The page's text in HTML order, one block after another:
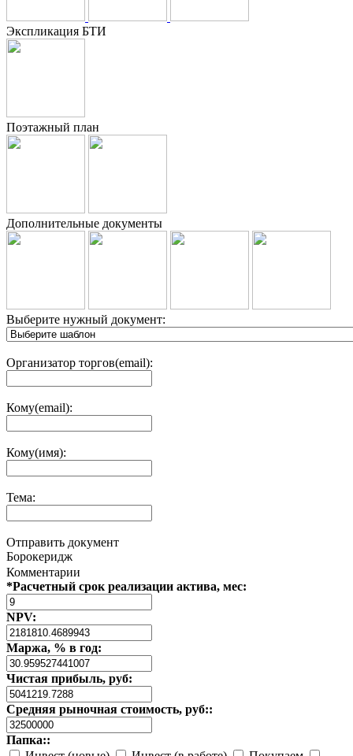
Экспликация БТИ
Поэтажный план
Дополнительные документы
Выберите нужный документ:
Организатор торгов(email):
Кому(email):
Кому(имя):
Тема:
Отправить документ
Борокеридж
Комментарии
*Расчетный срок реализации актива, мес:
NPV:
Маржа, % в год:
Чистая прибыль, руб:
Средняя рыночная стоимость, руб::
Папка::